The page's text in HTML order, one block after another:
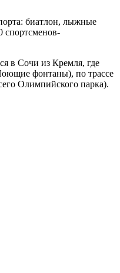
биатлон, лыжные
спортсменов-
в Сочи из Кремля, где
фонтаны), по трассе
Олимпийского парка).